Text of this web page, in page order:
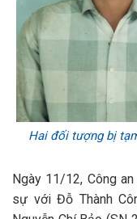
Hai đối tượng bị
Ngày 11/12, Công
sự với Đỗ Thành